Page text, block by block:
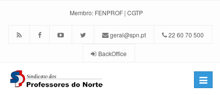
Membro: FENPROF | CGTP
geral@spn.pt 22 60 70 500
BackOffice
Toggle